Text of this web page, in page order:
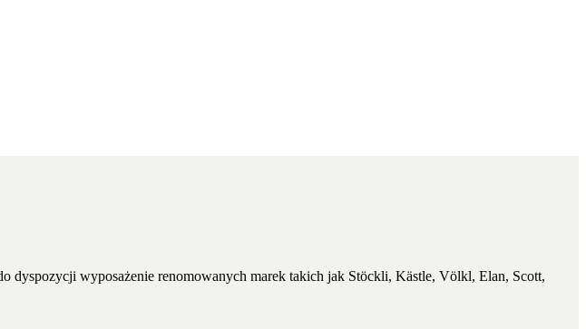
dyspozycji wyposażenie renomowanych marek takich jak Stöckli, Kästle, Völkl, Elan, Scott,